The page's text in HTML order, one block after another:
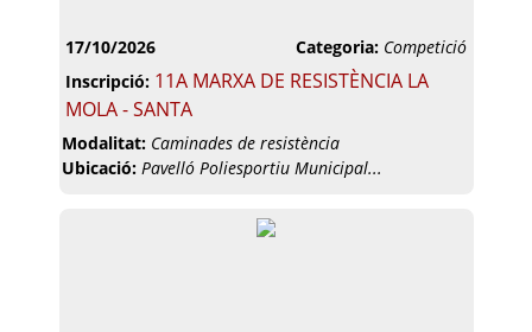
17/10/2026 Categoria: Competició
Inscripció: 11A MARXA DE RESISTÈNCIA LA
MOLA - SANTA
Modalitat: Caminades de resistència
Ubicació: Pavelló Poliesportiu Municipal...